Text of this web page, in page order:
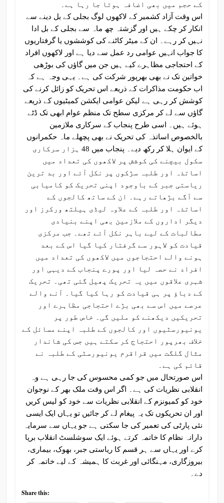
کے حجم میں بھی اضافہ ہوتا جا رہا ہے۔
اس وقت آزاد کشمیر کے لاکھوں لوگ بجلی کے بل دینے سے
انکار کر چکے ہیں اور گزشتہ چھ ماہ سے بجلی کے بل ادا
نہیں کر رہے۔ ان کے میٹر کاٹنے کی کوششوں یا گرفتاریوں
کا جواب انہیں عوامی رد عمل سے دیا ہے اور لاکھوں افراد
کے احتجاجی مظاہرے کیے ہیں جن میں گاؤں کی بوڑھی
خواتین تک نے بھی بھرپور شرکت کی ہے۔ یہی وجہ ہے کہ
اب حکومت مذاکرات کے ذریعے اس تحریک کو زائل کرنے کی
کوشش کر رہی ہے لیکن عوامی ایکشن کمیٹیوں کے ذریعے
گاؤں سے لے کر مرکزی سطح تک منظم عوام ابھی تک ڈٹے
ہوئے ہیں۔ اسی طرح پنجاب کے سرکاری ملازمین
بالخصوص اساتذہ کی تحریک نے بھی پچھلے ماہ حکمرانوں
کے ایوان ہلا کر رکھ دیے۔ پنجاب میں 48 ہزار سرکاری
سکول بیچنے کی کوشش پر لاکھوں کی تعداد میں
اساتذہ اور طلبہ سڑکوں پر نکل آئے اور بد ترین
ریاستی جبر کے باوجود اپنی تحریک کو کامیابی
سے آگے بڑھاتے رہے۔ ان کے ساتھ کالجوں کے
اساتذہ اور طلبہ کے علاوہ لیڈی ہیلتھ ورکرز اور
دیگر اداروں کے ملازمین بھی اپنے بنیادی
مطالبات کے لیے باہر نکل آئے تھے۔ جب مرکزی
قیادت کو لاہور سے گرفتار کیا گیا اس کے بعد
ہونے والے احتجاجوں میں لاکھوں کی تعداد میں
افراد نے حصہ لیا اور پورے پنجاب کے دیہی اور
شہری علاقوں میں یہ تحریک پھیل گئی تھی۔ تحریک
کے دباؤ پر ہی قیادت کو رہا کیا گیا۔ آنے والے
عرصے میں اس سے بھی بڑے احتجاجی مظاہرے اور
تحریکیں دیکھنے کو ملیں گی۔ خاص طور پر
یونیورسٹیوں اور کالجوں کے طلبہ اپنے مسائل کے
خلاف بھرپور احتجاج کر سکتے ہیں جس کی شاندار
مثال گلگت میں قراقرم یونیورسٹی کے طلبہ نے
قائم کی ہے۔
اس صورتحال میں جو کمی محسوس کی جا رہی ہے وہ
انقلابی نظریات کی ہے۔ اگر اس وقت ملک بھر کے نوجوان
خود کو کمیونزم کے انقلابی نظریات سے خود کو لیس کریں
اور ان تحریکوں تک یہ پیغام لے کر جائیں تو یہاں ایک ایسی
نئی پارٹی کی تعمیر کی جا سکتی ہے جو یہاں سے سرمایہ
دارانہ نظام کا خاتمہ کرتے ہوئے ایک سوشلسٹ انقلاب برپا
کرے اور یہاں سے ہر قسم کا ریاستی جبر، بھوک، بیماری،
بیروزگاری، مہنگائی اور غربت کا ہمیشہ کے لیے خاتمہ کر
دے۔
Share this: